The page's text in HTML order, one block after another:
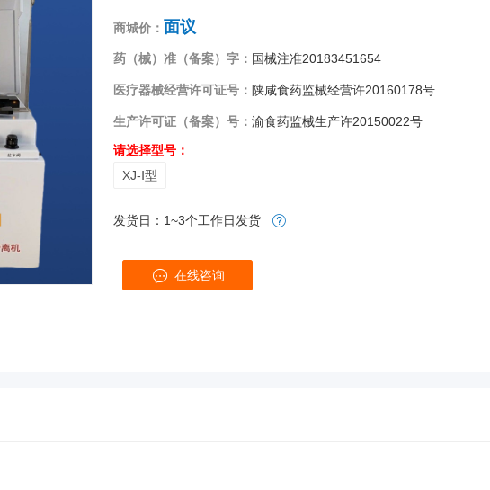
商城价： 面议
药（械）准（备案）字： 国械注准20183451654
医疗器械经营许可证号： 陕咸食药监械经营许20160178号
生产许可证（备案）号： 渝食药监械生产许20150022号
请选择型号：
XJ-Ⅰ型
发货日：1~3个工作日发货
在线咨询